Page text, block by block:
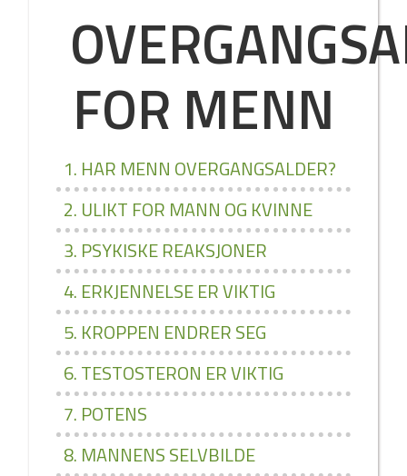
FOR MENN
1. HAR MENN OVERGANGSALDER?
2. ULIKT FOR MANN OG KVINNE
3. PSYKISKE REAKSJONER
4. ERKJENNELSE ER VIKTIG
5. KROPPEN ENDRER SEG
6. TESTOSTERON ER VIKTIG
7. POTENS
8. MANNENS SELVBILDE